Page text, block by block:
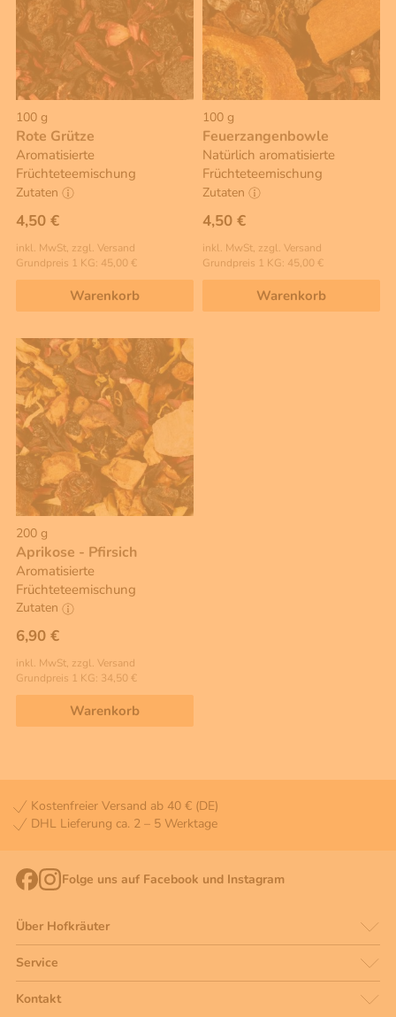
100 g
Rote Grütze
Aromatisierte
Früchteteemischung
Zutaten
4,50 €
inkl. MwSt, zzgl. Versand
Grundpreis 1 KG: 45,00 €
Warenkorb
100 g
Feuerzangenbowle
Natürlich aromatisierte
Früchteteemischung
Zutaten
4,50 €
inkl. MwSt, zzgl. Versand
Grundpreis 1 KG: 45,00 €
Warenkorb
200 g
Aprikose - Pfirsich
Aromatisierte
Früchteteemischung
Zutaten
6,90 €
inkl. MwSt, zzgl. Versand
Grundpreis 1 KG: 34,50 €
Warenkorb
Kostenfreier Versand ab 40 € (DE)
DHL Lieferung ca. 2 – 5 Werktage
Folge uns auf Facebook und Instagram
Über Hofkräuter
Service
Kontakt